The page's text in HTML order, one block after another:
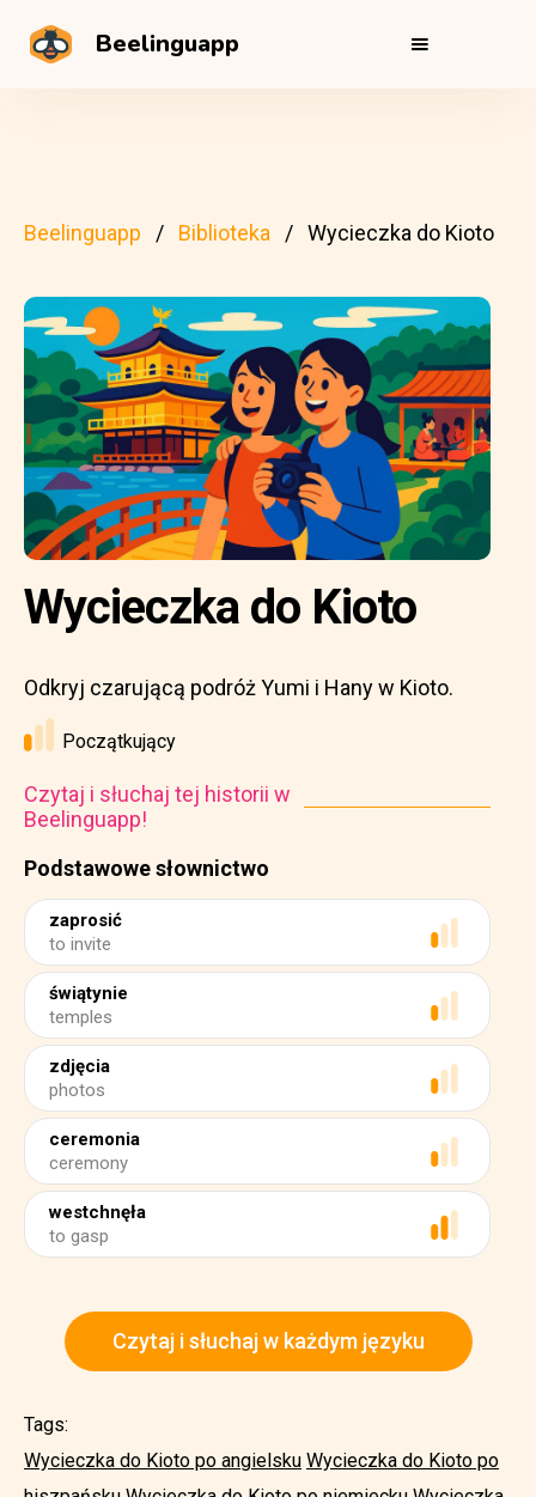
Beelinguapp
Beelinguapp Biblioteka Wycieczka do Kioto
Podstawowe słownictwo
zaprosić
to invite
świątynie
temples
zdjęcia
photos
ceremonia
ceremony
westchnęła
to gasp
Wycieczka do Kioto
Odkryj czarującą podróż Yumi i Hany w Kioto.
Początkujący
Czytaj i słuchaj tej historii w
Beelinguapp!
Czytaj i słuchaj w każdym języku
Tags:
Wycieczka do Kioto po angielsku Wycieczka do Kioto po